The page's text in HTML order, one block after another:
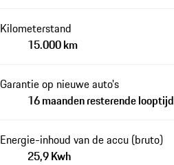
Kilometerstand
15.000 km
Garantie op nieuwe auto's
16 maanden resterende looptijd
Energie-inhoud van de accu (bruto)
25,9 Kwh